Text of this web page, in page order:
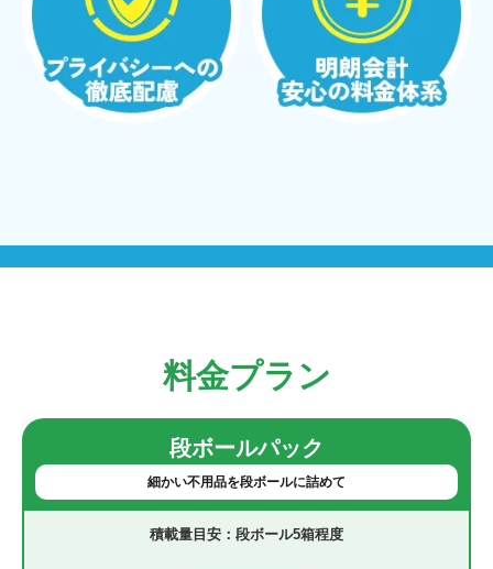
料金プラン
段ボールパック
細かい不用品を段ボールに詰めて
段ボール5箱程度